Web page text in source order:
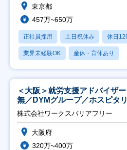
東京都
457万~650万
正社員採用 土日祝休み 休日
業界未経験OK 産休・育休あり
＜大阪＞就労支援アドバイザ
無／DYMグループ／ホスピタ
日祝】
株式会社ワークスバリアフリー
大阪府
320万~400万